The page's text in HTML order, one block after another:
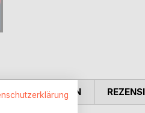
PRESSESTIMMEN